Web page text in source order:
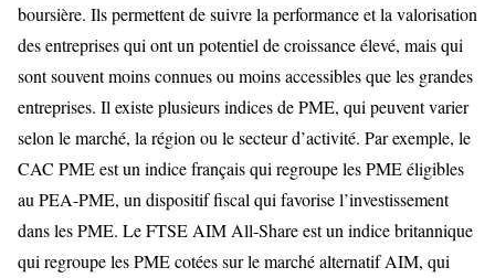
boursière. Ils permettent de suivre la performance et la valorisation
des entreprises qui ont un potentiel de croissance élevé, mais qui
sont souvent moins connues ou moins accessibles que les grandes
entreprises. Il existe plusieurs indices de PME, qui peuvent varier
selon le marché, la région ou le secteur d’activité. Par exemple, le
CAC PME est un indice français qui regroupe les PME éligibles
au PEA-PME, un dispositif fiscal qui favorise l’investissement
dans les PME. Le FTSE AIM All-Share est un indice britannique
qui regroupe les PME cotées sur le marché alternatif AIM, qui